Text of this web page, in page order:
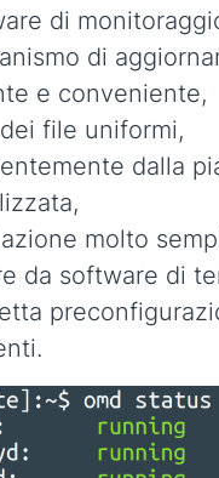
di
di
e conveniente,
file uniformi,
dalla
molto
da software di